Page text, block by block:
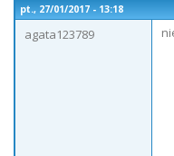
pt., 27/01/2017 - 13:18
agata123789